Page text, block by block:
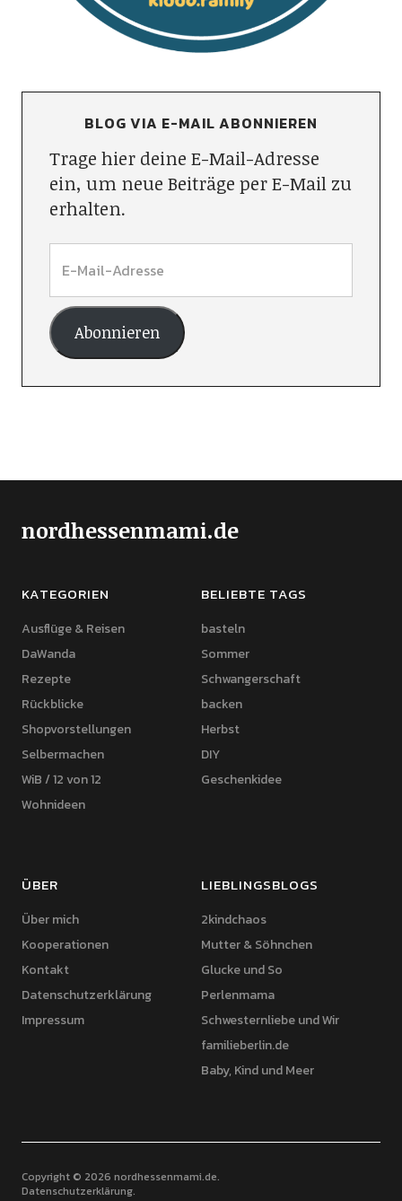
BLOG VIA E-MAIL ABONNIEREN
Trage hier deine E-Mail-Adresse
ein, um neue Beiträge per E-Mail zu
erhalten.
Abonnieren
nordhessenmami.de
KATEGORIEN
Ausflüge & Reisen
DaWanda
Rezepte
Rückblicke
Shopvorstellungen
Selbermachen
WiB / 12 von 12
Wohnideen
BELIEBTE TAGS
basteln
Sommer
Schwangerschaft
backen
Herbst
DIY
Geschenkidee
ÜBER
Über mich
Kooperationen
Kontakt
Datenschutzerklärung
Impressum
LIEBLINGSBLOGS
2kindchaos
Mutter & Söhnchen
Glucke und So
Perlenmama
Schwesternliebe und Wir
familieberlin.de
Baby, Kind und Meer
Copyright © 2026 nordhessenmami.de
Datenschutzerklärung